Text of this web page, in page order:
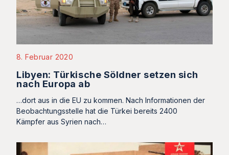
8. Februar 2020
Libyen: Türkische Söldner setzen sich
nach Europa ab
…dort aus in die EU zu kommen. Nach Informationen der
Beobachtungsstelle hat die Türkei bereits 2400
Kämpfer aus Syrien nach…